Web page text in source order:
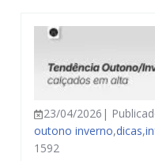
23/04/2026|
outono inverno,dicas,
1592